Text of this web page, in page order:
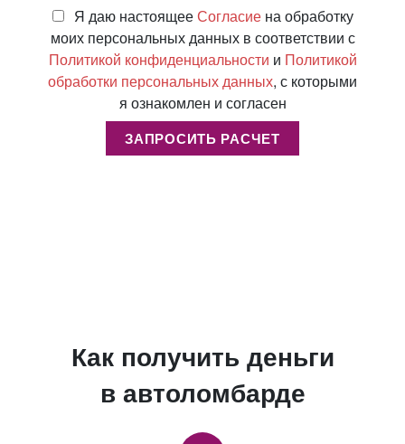
Я даю настоящееСогласиена обработку
моих персональных данных в соответствии с
Политикой конфиденциальности и Политикой
обработки персональных данных, с которыми
я ознакомлен и согласен
ЗАПРОСИТЬ РАСЧЕТ
Как получить деньги
в автоломбарде